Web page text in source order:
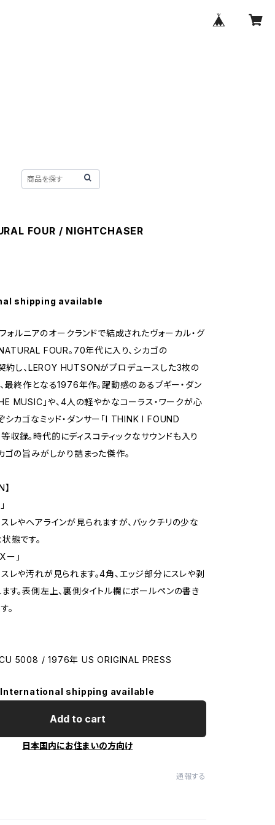
FOUR / NIGHTCHASER
shipping available
ォルニアのオークランドで結成されたヴォーカル・グ
FOUR。70年代に入り、シカゴの
約し、LEROY HUTSONがプロデュースした3枚の
最終作となる1976年作。躍動感のあるブギー・ダン
MUSIC」や、4人の軽やかなコーラス・ワークが心
シカゴなミッド・ダンサー「I THINK I FOUND
収録。時代的にディスコティックなサウンドも入り
ゴの旨みがしかり詰まった傑作。
レやヘアラインが見られますが、バックチリの少な
態です。
ー」
レや汚れが見られます。4角、エッジ部分にスレや剥
す。表側左上、裏側タイトル欄にボールペンの書き
。
5008 / 1976年 US ORIGINAL PRESS
International shipping available
Add to cart
日本国内にお住まいの方向け
通報する